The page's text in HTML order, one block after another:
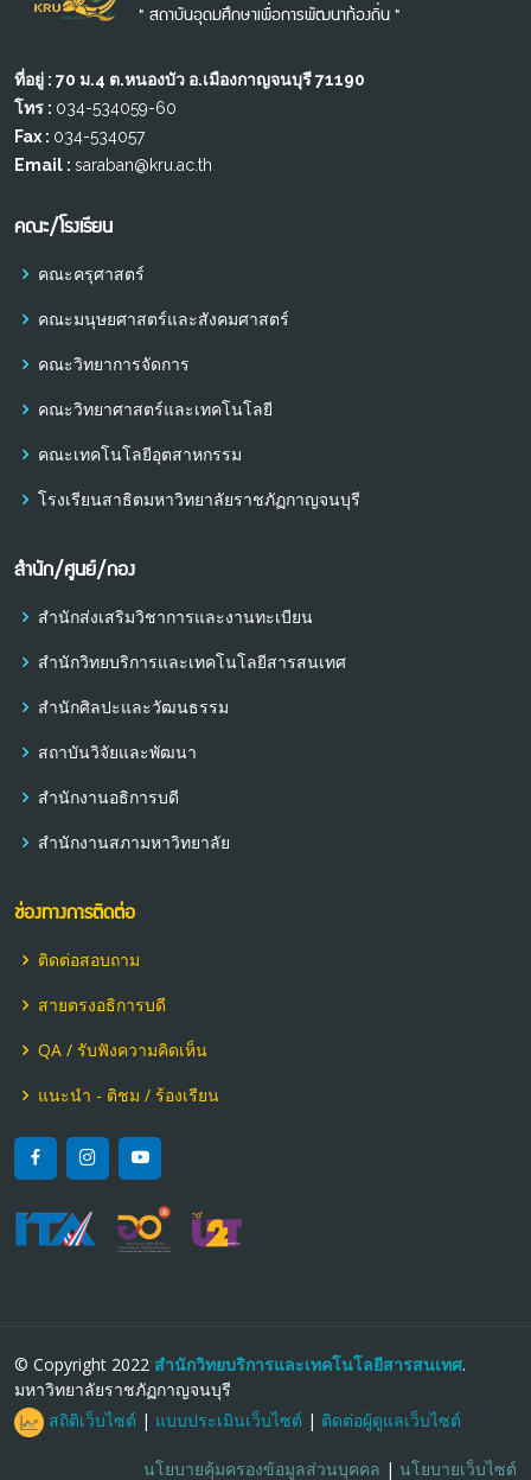
" สถาบันอุดมศึกษาเพื่อการพัฒนาท้องถิ่น "
ที่อยู่ : 70 ม.4 ต.หนองบัว อ.เมืองกาญจนบุรี 71190
โทร : 034-534059-60
Fax : 034-534057
Email : saraban@kru.ac.th
คณะ/โรงเรียน
คณะครุศาสตร์
คณะมนุษยศาสตร์และสังคมศาสตร์
คณะวิทยาการจัดการ
คณะวิทยาศาสตร์และเทคโนโลยี
คณะเทคโนโลยีอุตสาหกรรม
โรงเรียนสาธิตมหาวิทยาลัยราชภัฏกาญจนบุรี
สำนัก/ศูนย์/กอง
สำนักส่งเสริมวิชาการและงานทะเบียน
สำนักวิทยบริการและเทคโนโลยีสารสนเทศ
สำนักศิลปะและวัฒนธรรม
สถาบันวิจัยและพัฒนา
สำนักงานอธิการบดี
สำนักงานสภามหาวิทยาลัย
ช่องทางการติดต่อ
ติดต่อสอบถาม
สายตรงอธิการบดี
QA / รับฟังความคิดเห็น
แนะนำ - ติชม / ร้องเรียน
© Copyright 2022 สำนักวิทยบริการและเทคโนโลยีสารสนเทศ.
มหาวิทยาลัยราชภัฏกาญจนบุรี
สถิติเว็บไซต์ | แบบประเมินเว็บไซต์ | ติดต่อผู้ดูแลเว็บไซต์
นโยบายคุ้มครองข้อมูลส่วนบุคคล | นโยบายเว็บไซต์